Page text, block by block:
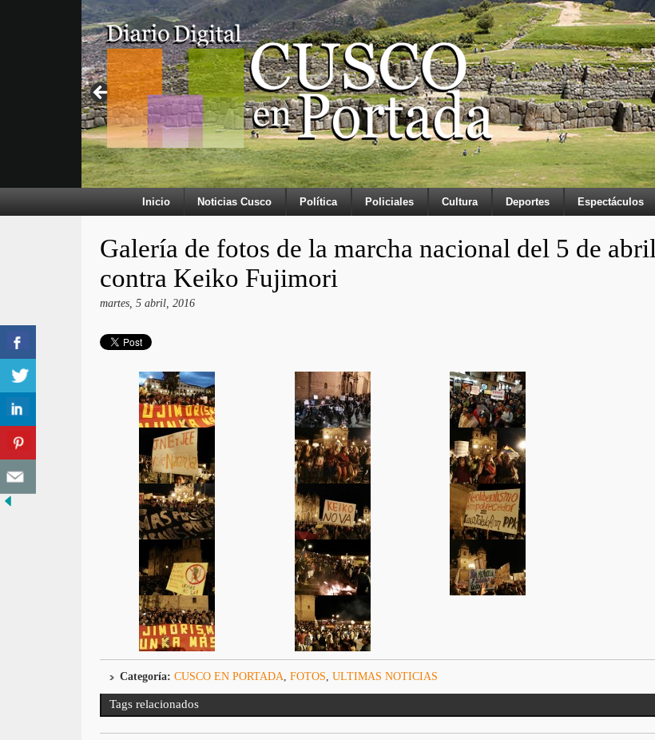
Inicio Noticias Cusco Política Policiales Cultura Deportes Espectáculos
Galería de fotos de la marcha nacional del 5 de abril
contra Keiko Fujimori
martes, 5 abril, 2016
Categoría: CUSCO EN PORTADA FOTOS ULTIMAS NOTICIAS
Tags relacionados